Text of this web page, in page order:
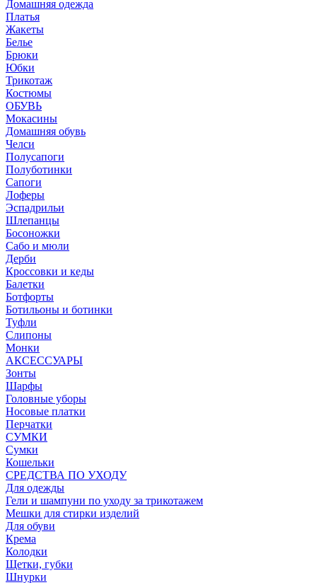
Домашняя одежда
Платья
Жакеты
Белье
Брюки
Юбки
Трикотаж
Костюмы
ОБУВЬ
Мокасины
Домашняя обувь
Челси
Полусапоги
Полуботинки
Сапоги
Лоферы
Эспадрильи
Шлепанцы
Босоножки
Сабо и мюли
Дерби
Кроссовки и кеды
Балетки
Ботфорты
Ботильоны и ботинки
Туфли
Слипоны
Монки
АКСЕССУАРЫ
Зонты
Шарфы
Головные уборы
Носовые платки
Перчатки
СУМКИ
Сумки
Кошельки
CРЕДСТВА ПО УХОДУ
Для одежды
Гели и шампуни по уходу за трикотажем
Мешки для стирки изделий
Для обуви
Крема
Колодки
Щетки, губки
Шнурки